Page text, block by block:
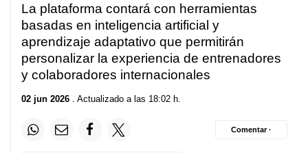
La plataforma contará con herramientas
basadas en inteligencia artificial y
aprendizaje adaptativo que permitirán
personalizar la experiencia de entrenadores
y colaboradores internacionales
02 jun 2026 . Actualizado a las 18:02 h.
Comentar ·